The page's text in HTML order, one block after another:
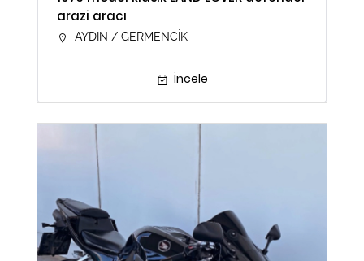
arazi aracı
AYDIN / GERMENCİK
İncele